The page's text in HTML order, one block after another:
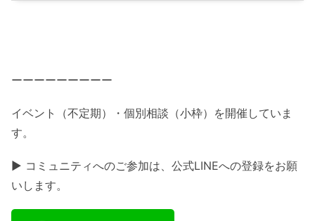
ーーーーーーーーー
イベント（不定期）・個別相談（小枠）を開催していま
す。
▶ コミュニティへのご参加は、公式LINEへの登録をお願
いします。